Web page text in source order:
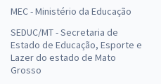
MEC - Ministério da Educação
SEDUC/MT - Secretaria de
Estado de Educação, Esporte e
Lazer do estado de Mato
Grosso